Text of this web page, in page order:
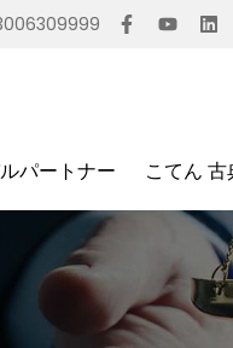
パートナー こてん